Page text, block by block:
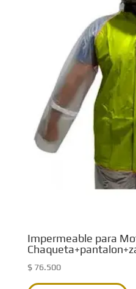
la
Impermeable para
$76.500